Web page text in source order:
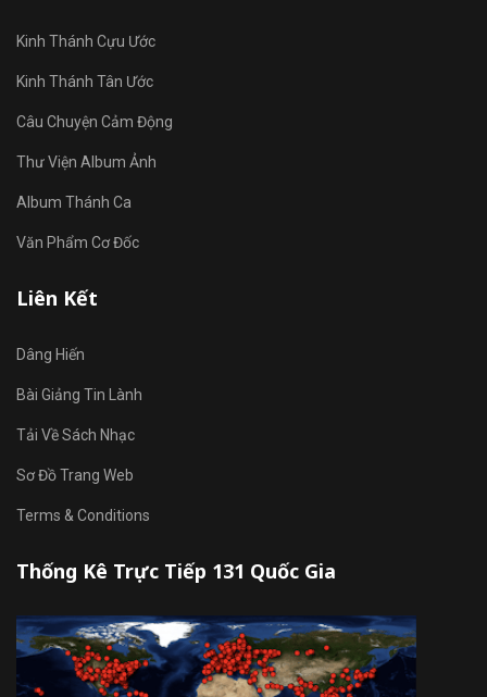
Kinh Thánh Cựu Ước
Kinh Thánh Tân Ước
Câu Chuyện Cảm Động
Thư Viện Album Ảnh
Album Thánh Ca
Văn Phẩm Cơ Đốc
Liên Kết
Dâng Hiến
Bài Giảng Tin Lành
Tải Về Sách Nhạc
Sơ Đồ Trang Web
Terms & Conditions
Thống Kê Trực Tiếp 131 Quốc Gia